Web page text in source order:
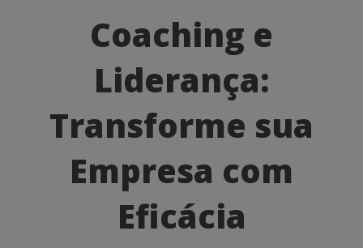
Liderança:
Transforme
sua
Empresa
Coaching e
Liderança:
Transforme sua
Empresa com
Eficácia